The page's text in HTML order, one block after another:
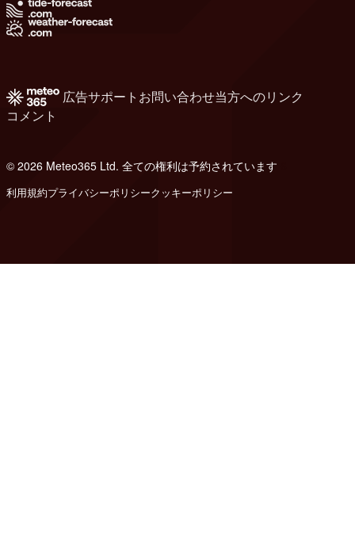
広告サポート お問い合わせ当方へのリンク
コメント
© 2026 Meteo365 Ltd. 全ての権利は予約されています
利用規約プライバシーポリシークッキーポリシー